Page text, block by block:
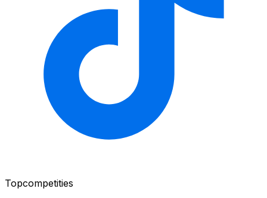
Topcompetities